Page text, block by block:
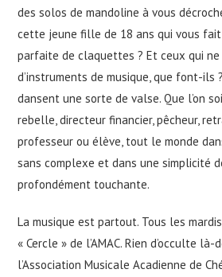
des solos de mandoline à vous
cette jeune fille de 18 ans qui vous
parfaite de claquettes ? Et ceux qui
d’instruments de musique, que font-ils
dansent une sorte de valse. Que l’on
rebelle, directeur financier, pêcheur,
professeur ou élève, tout le monde
sans complexe et dans une simplicité
profondément touchante.
La musique est partout. Tous les
« Cercle » de l’AMAC. Rien d’occulte là-
l’Association Musicale Acadienne de